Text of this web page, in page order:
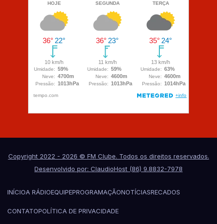
Copyright 2022 - 2026 © FM Clube. Todos os direitos reservados.
Desenvolvido por: ClaudioHost (86) 9.8832-7978
INÍCIOA RÁDIOEQUIPEPROGRAMAÇÃONOTÍCIASRECADOS
CONTATOPOLÍTICA DE PRIVACIDADE